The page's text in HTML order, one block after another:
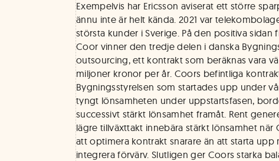
Exempelvis har Ericsson aviserat ett större
ännu inte är helt kända. 2021 var
största kunder i Sverige. På den positiva sidan
Coor vinner den tredje delen i danska
outsourcing, ett kontrakt som beräknas vara
miljoner kronor per år. Coors befintliga
Bygningsstyrelsen som startades upp under
tyngt lönsamheten under uppstartsfasen,
successivt stärkt lönsamhet framåt. Rent
lägre tillväxttakt innebära stärkt lönsamhet när
att optimera kontrakt snarare än att starta upp
integrera förvärv. Slutligen ger Coors starka